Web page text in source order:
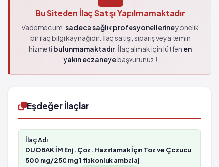
Bu Siteden İlaç Satışı Yapılmamaktadır
Vademecum, sadece sağlık profesyonellerineyönelik
bir ilaç bilgi kaynağıdır. İlaç satışı, sipariş veya temin
hizmeti bulunmamaktadır. İlaç almak için lütfen en
yakın eczaneyebaşvurunuz !
Eşdeğer İlaçlar
DUOBAK İM Enj. Çöz. Hazırlamak İçin Toz ve Çözücü
500 mg/250 mg 1 flakonluk ambalaj